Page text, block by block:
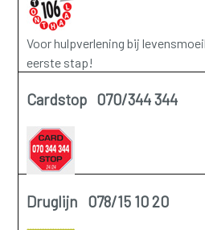
Voor hulpverlening bij
eerste stap!
Cardstop 070/344 344
Druglijn 078/15 10 20